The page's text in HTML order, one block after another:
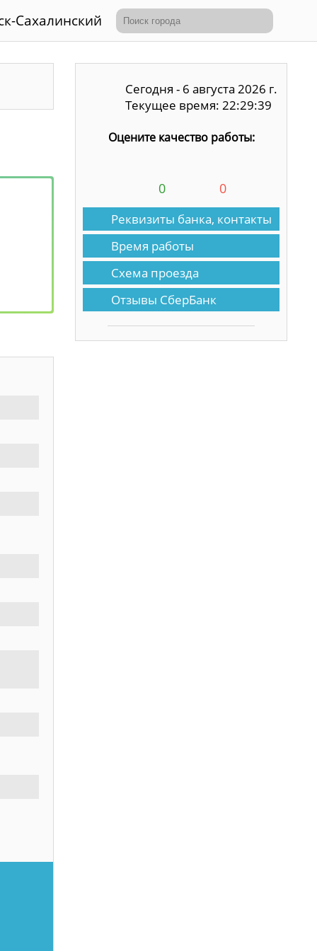
Сахалинский
Сегодня - 6 августа 2026 г.
Текущее время: 22:29:39
Оцените качество работы:
0 0
Реквизиты банка, контакты
Время работы
Схема проезда
Отзывы СберБанк